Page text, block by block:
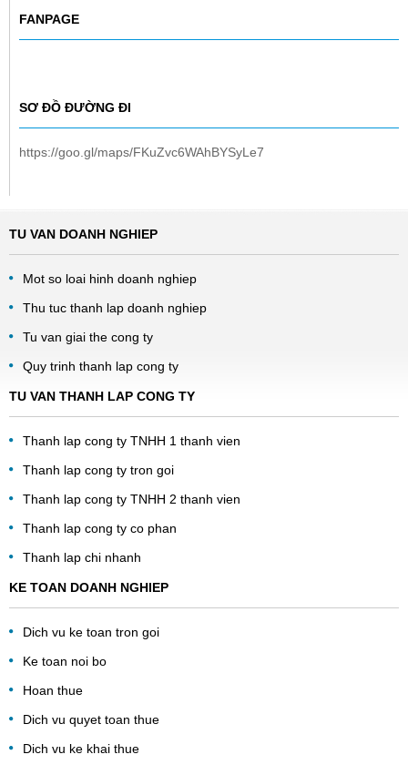
FANPAGE
SƠ ĐỒ ĐƯỜNG ĐI
https://goo.gl/maps/FKuZvc6WAhBYSyLe7
TU VAN DOANH NGHIEP
Mot so loai hinh doanh nghiep
Thu tuc thanh lap doanh nghiep
Tu van giai the cong ty
Quy trinh thanh lap cong ty
TU VAN THANH LAP CONG TY
Thanh lap cong ty TNHH 1 thanh vien
Thanh lap cong ty tron goi
Thanh lap cong ty TNHH 2 thanh vien
Thanh lap cong ty co phan
Thanh lap chi nhanh
KE TOAN DOANH NGHIEP
Dich vu ke toan tron goi
Ke toan noi bo
Hoan thue
Dich vu quyet toan thue
Dich vu ke khai thue